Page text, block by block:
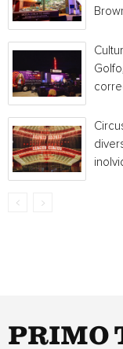
PRIMO